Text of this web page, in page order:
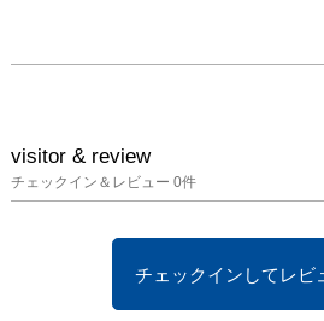
visitor & review
チェックイン＆レビュー 0件
チェックインしてレビ